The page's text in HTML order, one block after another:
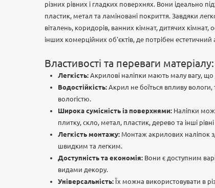
різних рівних і гладких поверхнях. Вони ідеально
пластик, метал та ламіновані покриття. Завдяки
віталень, коридорів, ванних кімнат, дитячих кімнат,
інших комерційних об'єктів, де потрібен естетичний
Властивості та переваги матеріалу:
Легкість: Акрилові наліпки мають малу вагу, що
Водостійкість: Акрил не боїться впливу
вологістю.
Широка сумісність із поверхнями: Наліпки
плитку, скло, метал, пластик, дерево та інші
Легкість монтажу: Монтаж акрилових наліпок
швидким та легким.
Доступність та економія: Вони є доступним
видами декору.
Універсальність: Їх можна використовувати в